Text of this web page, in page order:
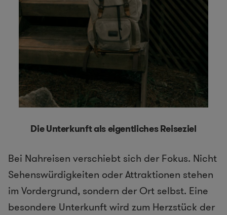
Die Unterkunft als eigentliches Reiseziel
Bei Nahreisen verschiebt sich der Fokus. Nicht
Sehenswürdigkeiten oder Attraktionen stehen
im Vordergrund, sondern der Ort selbst. Eine
besondere Unterkunft wird zum Herzstück der